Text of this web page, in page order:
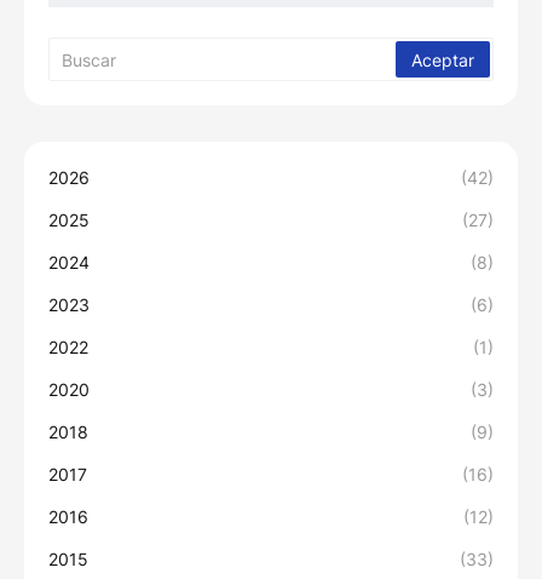
2026 (42)
2025 (27)
2024 (8)
2023 (6)
2022 (1)
2020 (3)
2018 (9)
2017 (16)
2016 (12)
2015 (33)